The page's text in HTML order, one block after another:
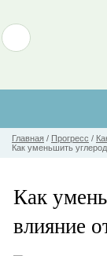
Главная / Прогресс /
Как уменьшить
Как
влияние